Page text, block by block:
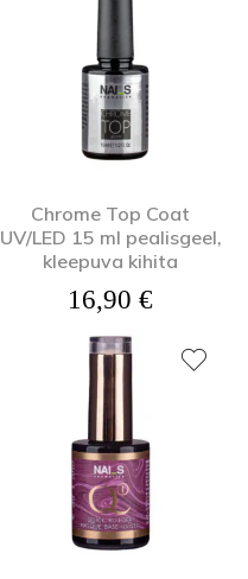
Chrome Top Coat
UV/LED 15 ml pealisgeel,
kleepuva kihita
16,90 €